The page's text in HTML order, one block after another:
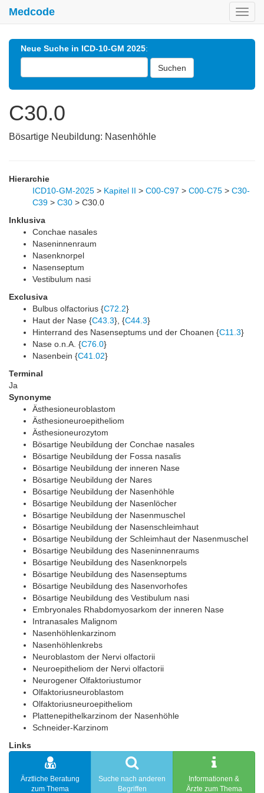
Medcode
Neue Suche in ICD-10-GM 2025:
Suchen
C30.0
Bösartige Neubildung: Nasenhöhle
Hierarchie
ICD10-GM-2025 > Kapitel II > C00-C97 > C00-C75 > C30-
C39 > C30 > C30.0
Inklusiva
Conchae nasales
Naseninnenraum
Nasenknorpel
Nasenseptum
Vestibulum nasi
Exclusiva
Bulbus olfactorius {C72.2}
Haut der Nase {C43.3}, {C44.3}
Hinterrand des Nasenseptums und der Choanen {C11.3}
Nase o.n.A. {C76.0}
Nasenbein {C41.02}
Terminal
Ja
Synonyme
Ästhesioneuroblastom
Ästhesioneuroepitheliom
Ästhesioneurozytom
Bösartige Neubildung der Conchae nasales
Bösartige Neubildung der Fossa nasalis
Bösartige Neubildung der inneren Nase
Bösartige Neubildung der Nares
Bösartige Neubildung der Nasenhöhle
Bösartige Neubildung der Nasenlöcher
Bösartige Neubildung der Nasenmuschel
Bösartige Neubildung der Nasenschleimhaut
Bösartige Neubildung der Schleimhaut der Nasenmuschel
Bösartige Neubildung des Naseninnenraums
Bösartige Neubildung des Nasenknorpels
Bösartige Neubildung des Nasenseptums
Bösartige Neubildung des Nasenvorhofes
Bösartige Neubildung des Vestibulum nasi
Embryonales Rhabdomyosarkom der inneren Nase
Intranasales Malignom
Nasenhöhlenkarzinom
Nasenhöhlenkrebs
Neuroblastom der Nervi olfactorii
Neuroepitheliom der Nervi olfactorii
Neurogener Olfaktoriustumor
Olfaktoriusneuroblastom
Olfaktoriusneuroepitheliom
Plattenepithelkarzinom der Nasenhöhle
Schneider-Karzinom
Links
Ärztliche Beratung
zum Thema
Suche nach anderen
Begriffen
Informationen &
Ärzte zum Thema